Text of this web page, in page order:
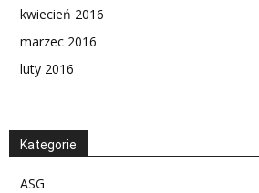
kwiecień 2016
marzec 2016
luty 2016
Kategorie
ASG